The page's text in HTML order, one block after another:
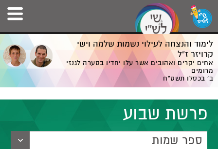
לימוד והנצחה לעילוי נשמות שלמה וישי
קרויזר ז”ל
אחים יקרים ואהובים אשר עלו יחדיו בסערה לגנזי
מרומים
ב' בכסלו תשס”ח
פרשת שבוע
ספר שמות